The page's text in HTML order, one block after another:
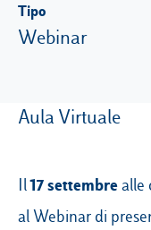
Operation &
Campus & Hub:
Tipo
Webinar
Aula Virtuale
Il17 settembrealle
al Webinar di